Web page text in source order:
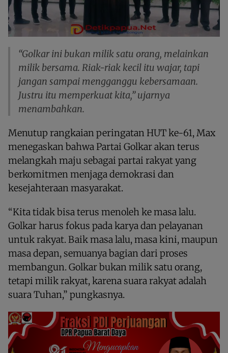
“Golkar ini bukan milik satu orang, melainkan
milik bersama. Riak-riak kecil itu wajar, tapi
jangan sampai mengganggu kebersamaan.
Justru itu memperkuat kita,” ujarnya
menambahkan.
Menutup rangkaian peringatan HUT ke-61, Max
menegaskan bahwa Partai Golkar akan terus
melangkah maju sebagai partai rakyat yang
berkomitmen menjaga demokrasi dan
kesejahteraan masyarakat.
“Kita tidak bisa terus menoleh ke masa lalu.
Golkar harus fokus pada karya dan pelayanan
untuk rakyat. Baik masa lalu, masa kini, maupun
masa depan, semuanya bagian dari proses
membangun. Golkar bukan milik satu orang,
tetapi milik rakyat, karena suara rakyat adalah
suara Tuhan,” pungkasnya.